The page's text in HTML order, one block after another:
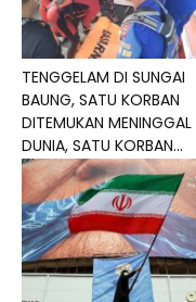
TENGGELAM DI SUNGAI
BAUNG, SATU KORBAN
DITEMUKAN MENINGGAL
DUNIA, SATU KORBAN...